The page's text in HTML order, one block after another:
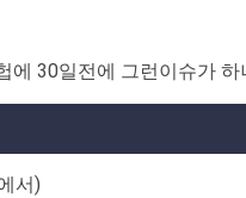
에 30일전에 그런이슈가 하
서)